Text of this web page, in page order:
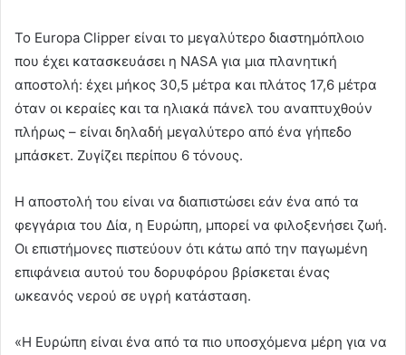
Το Europa Clipper είναι το μεγαλύτερο διαστημόπλοιο
που έχει κατασκευάσει η NASA για μια πλανητική
αποστολή: έχει μήκος 30,5 μέτρα και πλάτος 17,6 μέτρα
όταν οι κεραίες και τα ηλιακά πάνελ του αναπτυχθούν
πλήρως – είναι δηλαδή μεγαλύτερο από ένα γήπεδο
μπάσκετ. Ζυγίζει περίπου 6 τόνους.
Η αποστολή του είναι να διαπιστώσει εάν ένα από τα
φεγγάρια του Δία, η Ευρώπη, μπορεί να φιλοξενήσει ζωή.
Οι επιστήμονες πιστεύουν ότι κάτω από την παγωμένη
επιφάνεια αυτού του δορυφόρου βρίσκεται ένας
ωκεανός νερού σε υγρή κατάσταση.
«Η Ευρώπη είναι ένα από τα πιο υποσχόμενα μέρη για να